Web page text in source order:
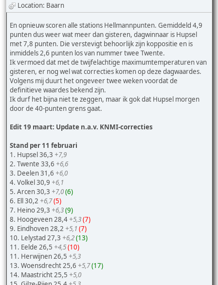
Location: Baarn
En opnieuw scoren alle stations Hellmannpunten. Gemiddeld 4,9
punten dus weer wat meer dan gisteren, dagwinnaar is Hupsel
met 7,8 punten. Die verstevigt behoorlijk zijn koppositie en is
inmiddels 2,6 punten los van nummer twee Twente.
Ik vermoed dat met de twijfelachtige maximumtemperaturen van
gisteren, er nog wel wat correcties komen op deze dagwaardes.
Volgens mij duurt het ongeveer twee weken voordat de
definitieve waardes bekend zijn.
Ik durf het bijna niet te zeggen, maar ik gok dat Hupsel morgen
door de 40-punten grens gaat.
Edit 19 maart: Update n.a.v. KNMI-correcties
Stand per 11 februari
1. Hupsel 36,3 +7,9
2. Twente 33,6 +6,6
3. Deelen 31,6 +6,0
4. Volkel 30,9 +6,1
5. Arcen 30,3 +7,0(6)
6. Ell 30,2 +6,7(5)
7. Heino 29,3 +6,3(9)
8. Hoogeveen 28,4 +5,3(7)
9. Eindhoven 28,2 +5,1 (7)
10. Lelystad 27,3 +6,2(13)
11. Eelde 26,5 +4,5(10)
11. Herwijnen 26,5 +5,3
13. Woensdrecht 25,6 +5,7(17)
14. Maastricht 25,5 +5,0